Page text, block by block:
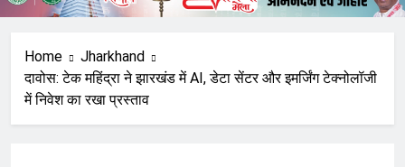
Home
Jharkhand
दावोस: टेक महिंद्रा ने झारखंड में AI, डेटा सेंटर और इमर्जिंग टेक्नोलॉजी
में निवेश का रखा प्रस्ताव